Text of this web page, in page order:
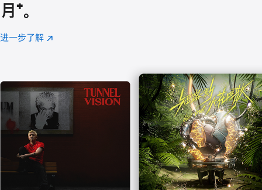
月 脚
注
⁺。
进一步了解 Apple
(在
口
中
打
开)